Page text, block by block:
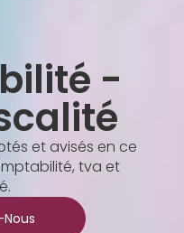
-
et avisés en ce
tva et